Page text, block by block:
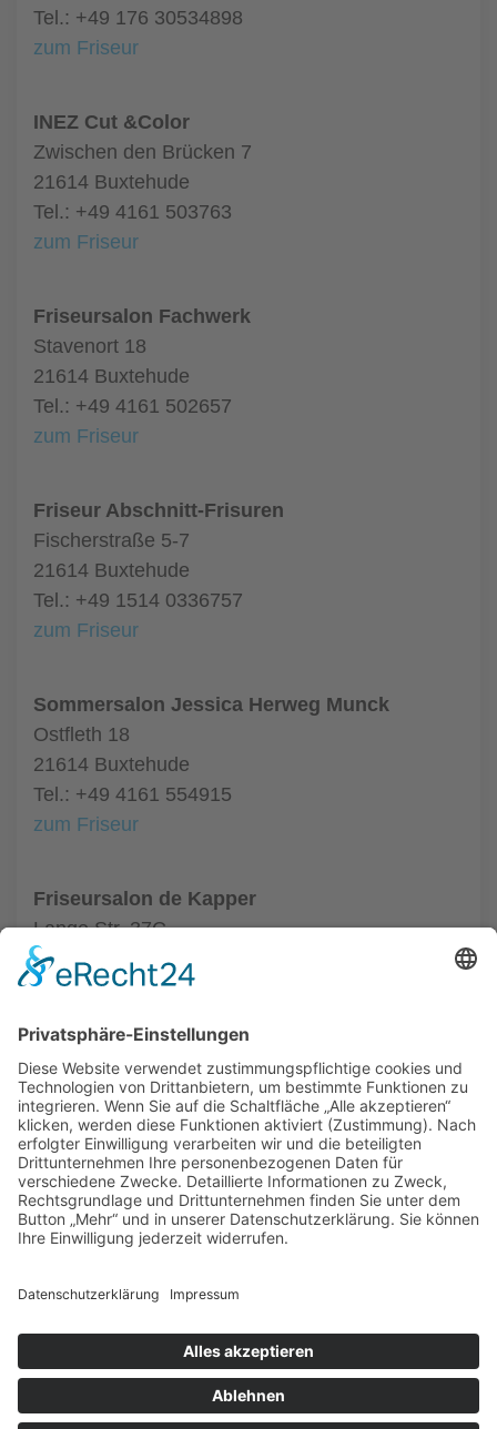
Tel.: +49 176 30534898
zum Friseur
INEZ Cut &Color
Zwischen den Brücken 7
21614 Buxtehude
Tel.: +49 4161 503763
zum Friseur
Friseursalon Fachwerk
Stavenort 18
21614 Buxtehude
Tel.: +49 4161 502657
zum Friseur
Friseur Abschnitt-Frisuren
Fischerstraße 5-7
21614 Buxtehude
Tel.: +49 1514 0336757
zum Friseur
Sommersalon Jessica Herweg Munck
Ostfleth 18
21614 Buxtehude
Tel.: +49 4161 554915
zum Friseur
Friseursalon de Kapper
Lange Str. 37C
21614 Buxtehude
Tel.: +49 4161 9945833
ALLGEMEIN
FRISEURE
FRISEURE
FRISEURE